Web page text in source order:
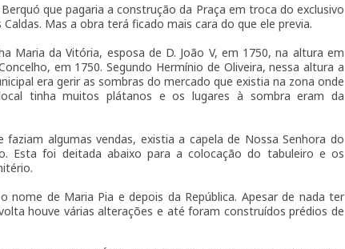
que pagaria a construção da Praça em troca do exclusivo
Mas a obra terá ficado mais cara do que ele previa.
Maria da Vitória, esposa de D. João V, em 1750, na altura em
em 1750. Segundo Hermínio de Oliveira, nessa altura a
era gerir as sombras do mercado que existia na zona onde
tinha muitos plátanos e os lugares à sombra eram da
algumas vendas, existia a capela de Nossa Senhora do
Esta foi deitada abaixo para a colocação do tabuleiro e os
nome de Maria Pia e depois da República. Apesar de nada ter
houve várias alterações e até foram construídos prédios de